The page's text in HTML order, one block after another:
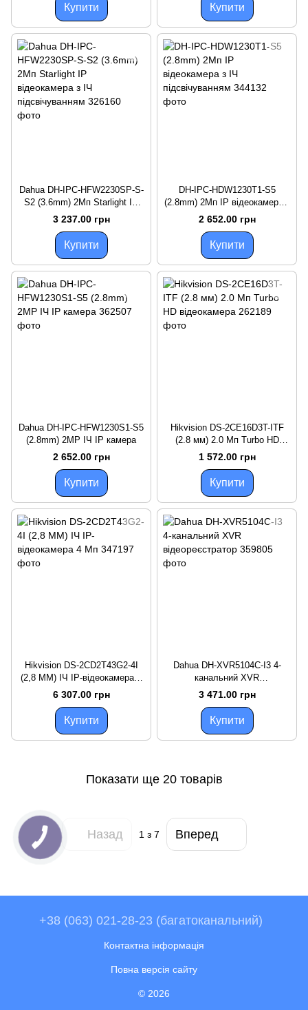
Купити Купити
Dahua DH-IPC-HFW2230SP-S-
S2 (3.6mm) 2Mп Starlight IP
відеокамера з ІЧ
підсвічуванням
3 237.00 грн
Купити
DH-IPC-HDW1230T1-S5
(2.8mm) 2Mп IP відеокамера з
ІЧ підсвічуванням
2 652.00 грн
Купити
Dahua DH-IPC-HFW1230S1-S5
(2.8mm) 2MP ІЧ IP камера
2 652.00 грн
Купити
Hikvision DS-2CE16D3T-ITF
(2.8 мм) 2.0 Мп Turbo HD
відеокамера
1 572.00 грн
Купити
Hikvision DS-2CD2T43G2-4I
(2,8 ММ) ІЧ IP-відеокамера 4
Мп
6 307.00 грн
Купити
Dahua DH-XVR5104C-I3 4-
канальний XVR
відеореєстратор
3 471.00 грн
Купити
Показати ще 20 товарів
Назад 1з 7 Вперед
+38 (063) 021-28-23 (багатоканальний)
Контактна інформація
Повна версія сайту
© 2026